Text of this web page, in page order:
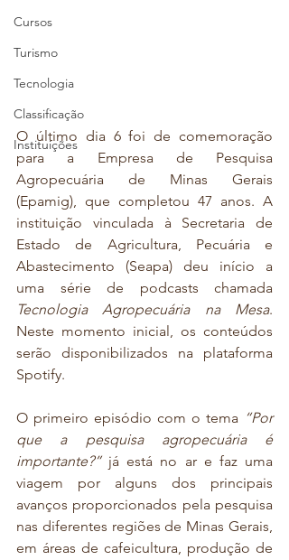
Cursos
Turismo
Tecnologia
Classificação
Instituições
O último dia 6 foi de comemoração
para a Empresa de Pesquisa
Agropecuária de Minas Gerais
(Epamig), que completou 47 anos. A
instituição vinculada à Secretaria de
Estado de Agricultura, Pecuária e
Abastecimento (Seapa) deu início a
Tecnologia Agropecuária na Mesa.
Neste momento inicial, os conteúdos
serão disponibilizados na plataforma
Spotify.
O primeiro episódio com o tema “Por
que a pesquisa agropecuária é
importante?” já está no ar e faz uma
viagem por alguns dos principais
avanços proporcionados pela pesquisa
nas diferentes regiões de Minas Gerais,
em áreas de cafeicultura, produção de